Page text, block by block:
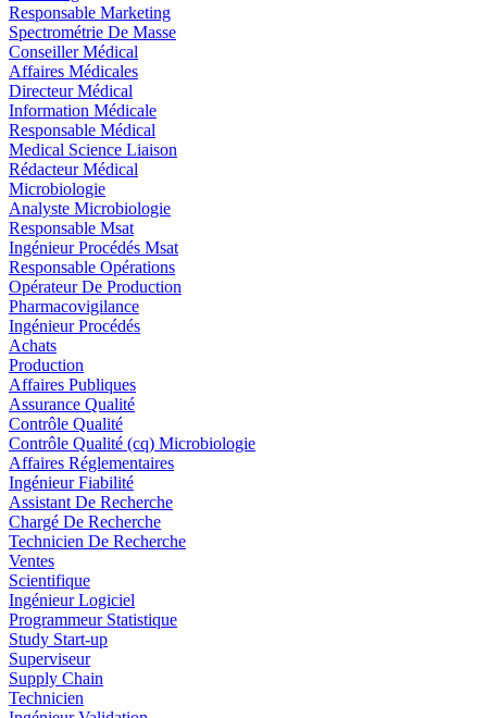
Responsable Marketing
Spectrométrie De Masse
Conseiller Médical
Affaires Médicales
Directeur Médical
Information Médicale
Responsable Médical
Medical Science Liaison
Rédacteur Médical
Microbiologie
Analyste Microbiologie
Responsable Msat
Ingénieur Procédés Msat
Responsable Opérations
Opérateur De Production
Pharmacovigilance
Ingénieur Procédés
Achats
Production
Affaires Publiques
Assurance Qualité
Contrôle Qualité
Contrôle Qualité (cq) Microbiologie
Affaires Réglementaires
Ingénieur Fiabilité
Assistant De Recherche
Chargé De Recherche
Technicien De Recherche
Ventes
Scientifique
Ingénieur Logiciel
Programmeur Statistique
Study Start-up
Superviseur
Supply Chain
Technicien